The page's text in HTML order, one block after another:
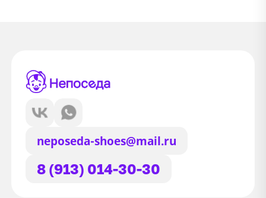
neposeda-shoes@mail.ru
8 (913) 014-30-30